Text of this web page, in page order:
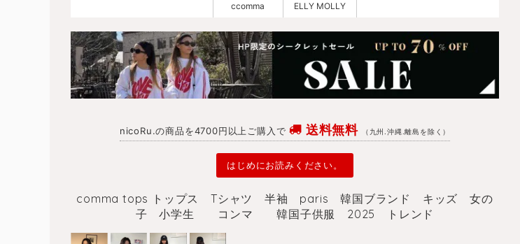
ccomma ELLY MOLLY
nicoRu.の商品を4700円以上ご購入で 送料無料 （九州.沖縄.離島を除く）
はじめにお読みください。
comma tops トップス Tシャツ 半袖 paris 韓国ブランド キッズ 女の
子 小学生 コンマ 韓国子供服 2025 トレンド